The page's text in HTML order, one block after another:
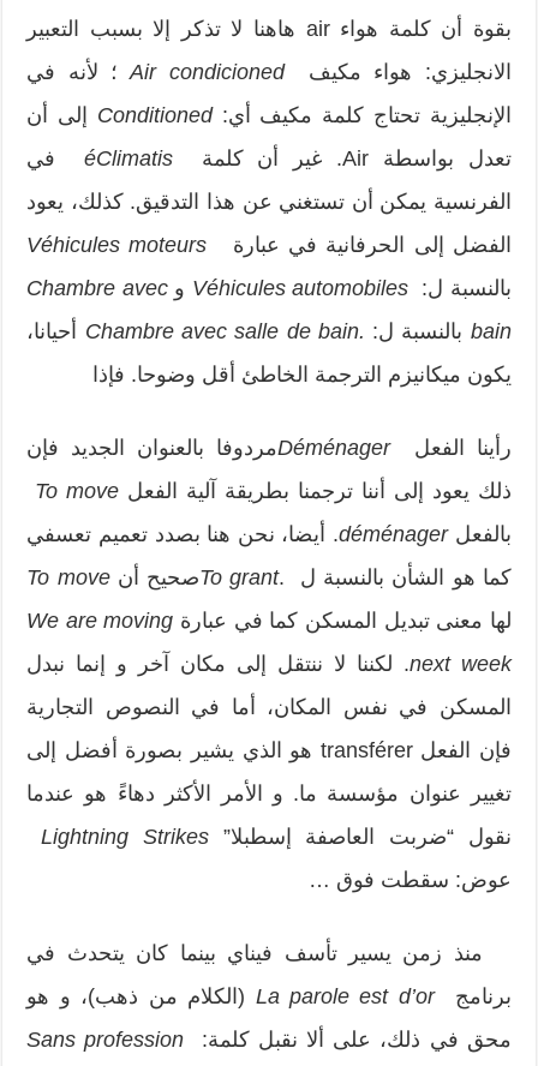
بقوة أن كلمة هواء air هاهنا لا تذكر إلا بسبب التعبير
الانجليزي: هواء مكيفAir condicioned؛ لأنه في
الإنجليزية تحتاج كلمة مكيف أي:Conditioned إلى أن
تعدل بواسطة Air. غير أن كلمة
éClimatis
في
الفرنسية يمكن أن تستغني عن هذا التدقيق. كذلك، يعود
الفضل إلى الحرفانية في عبارة Véhicules moteurs
بالنسبة ل: Véhicules automobiles وChambre avec
bain بالنسبة ل: .Chambre avec salle de bain
أحيانا،
يكون ميكانيزم الترجمة الخاطئ أقل وضوحا. فإذا
رأينا الفعلDéménagerمردوفا بالعنوان الجديد فإن
ذلك يعود إلى أننا ترجمنا بطريقة آلية الفعل To move
بالفعلdéménager. أيضا، نحن هنا بصدد تعميم تعسفي
كما هو الشأن بالنسبة ل .To grantصحيح أن To move
لها معنى تبديل المسكن كما في عبارة We are moving
next week. لكننا لا ننتقل إلى مكان آخر و إنما نبدل
المسكن في نفس المكان، أما في النصوص التجارية
فإن الفعل transférer هو الذي يشير بصورة أفضل إلى
تغيير عنوان مؤسسة ما. و الأمر الأكثر دهاءً هو عندما
نقول “ضربت العاصفة إسطبلا”
Lightning Strikes
عوض: سقطت فوق …
منذ زمن يسير تأسف فيناي بينما كان يتحدث في
برنامج
La parole est d’or
(الكلام من ذهب)، و هو
محق في ذلك، على ألا نقبل كلمة: Sans profession